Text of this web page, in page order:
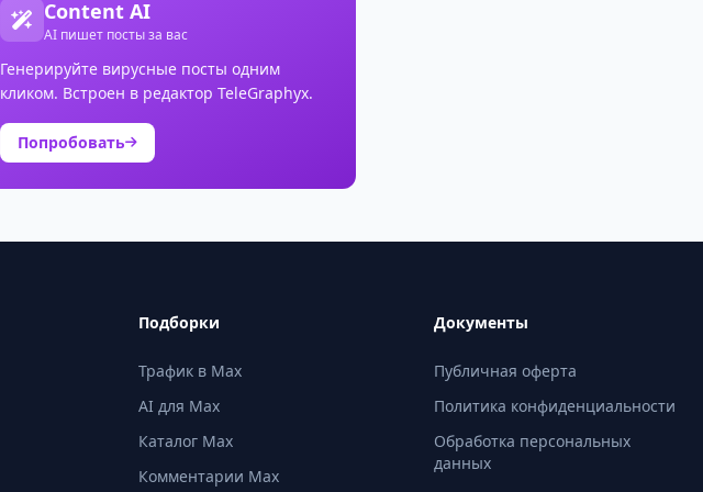
Content AI
AI пишет посты за вас
Генерируйте вирусные посты одним
кликом. Встроен в редактор TeleGraphyx.
Попробовать
Подборки
Трафик в Max
AI для Max
Каталог Max
Комментарии Max
Документы
Публичная оферта
Политика конфиденциальности
Обработка персональных
данных